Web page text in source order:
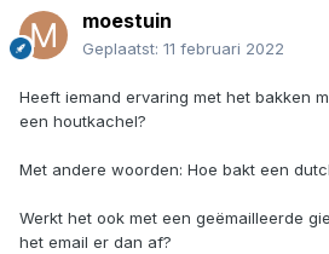
moestuin
Geplaatst: 11 februari 2022
Heeft iemand ervaring met het bakken
een houtkachel?
Met andere woorden: Hoe bakt een
Werkt het ook met een geëmailleerde
het email er dan af?